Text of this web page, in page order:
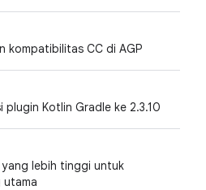
kompatibilitas CC di AGP
Kotlin Gradle ke 2.3.10
lebih tinggi untuk
utama